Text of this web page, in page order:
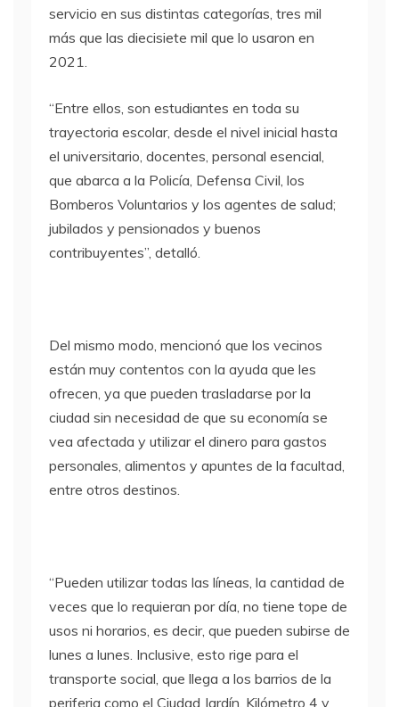
servicio en sus distintas categorías, tres mil
más que las diecisiete mil que lo usaron en
2021.
“Entre ellos, son estudiantes en toda su
trayectoria escolar, desde el nivel inicial hasta
el universitario, docentes, personal esencial,
que abarca a la Policía, Defensa Civil, los
Bomberos Voluntarios y los agentes de salud;
jubilados y pensionados y buenos
contribuyentes”, detalló.
Del mismo modo, mencionó que los vecinos
están muy contentos con la ayuda que les
ofrecen, ya que pueden trasladarse por la
ciudad sin necesidad de que su economía se
vea afectada y utilizar el dinero para gastos
personales, alimentos y apuntes de la facultad,
entre otros destinos.
“Pueden utilizar todas las líneas, la cantidad de
veces que lo requieran por día, no tiene tope de
usos ni horarios, es decir, que pueden subirse de
lunes a lunes. Inclusive, esto rige para el
transporte social, que llega a los barrios de la
periferia como el Ciudad Jardín, Kilómetro 4 y